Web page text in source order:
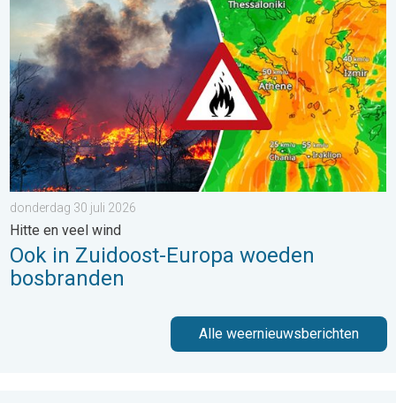
donderdag 30 juli 2026
Hitte en veel wind
Ook in Zuidoost-Europa woeden
bosbranden
Alle weernieuwsberichten